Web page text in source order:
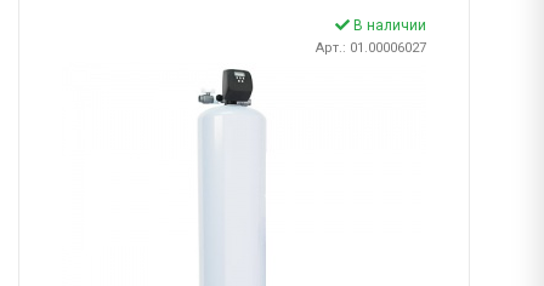
В наличии
Арт.: 01.00006027